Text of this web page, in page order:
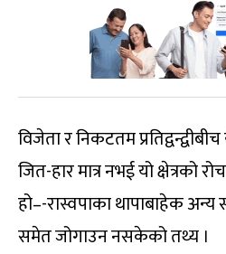
विजेता र निकटतम
जित-हार मात्र नभई यो क्षेत्रको
हो–-रास्वपाका थापाबाहेक
समेत जोगाउन नसकेको तथ्य ।